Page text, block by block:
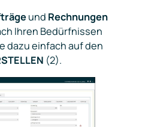
und Rechnungen
Ihren Bedürfnissen
dazu einfach auf den
(2).